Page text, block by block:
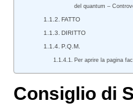
del quantum –
FATTO
DIRITTO
P.Q.M.
Per aprire la pagina
Consiglio di